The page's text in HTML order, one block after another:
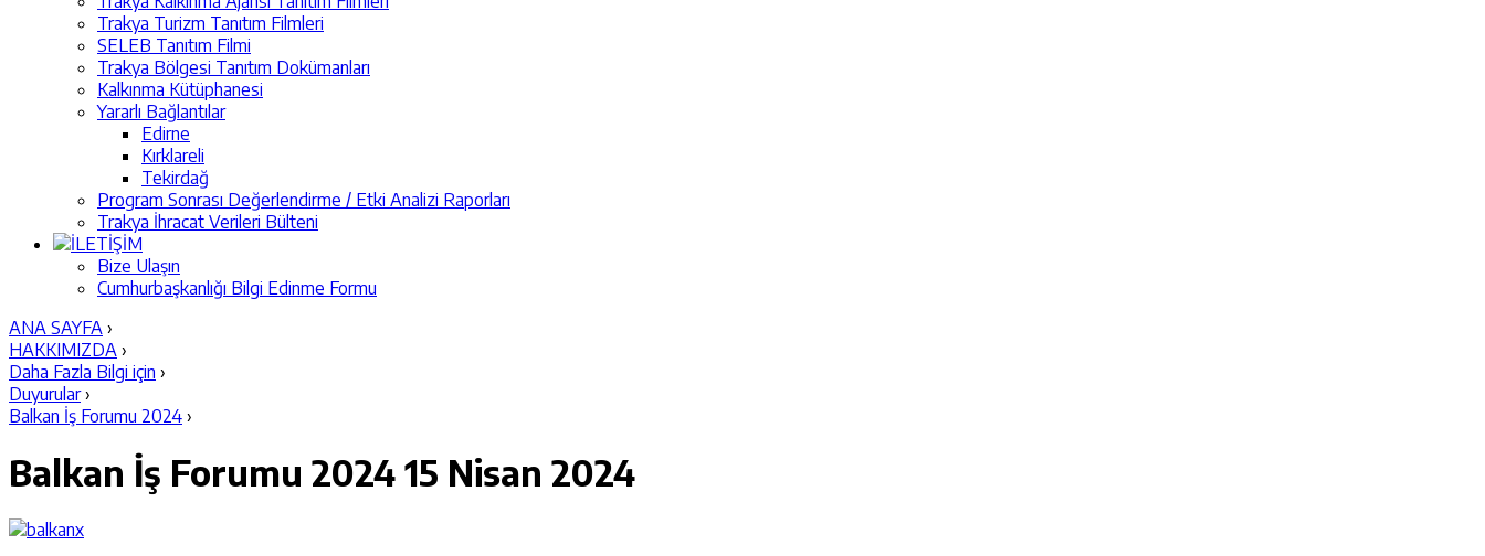
Trakya Turizm Tanıtım Filmleri
SELEB Tanıtım Filmi
Trakya Bölgesi Tanıtım Dokümanları
Kalkınma Kütüphanesi
Yararlı Bağlantılar
Edirne
Kırklareli
Tekirdağ
Program Sonrası Değerlendirme / Etki Analizi Raporları
Trakya İhracat Verileri Bülteni
İLETİŞİM
Bize Ulaşın
Cumhurbaşkanlığı Bilgi Edinme Formu
ANA SAYFA ›
HAKKIMIZDA ›
Daha Fazla Bilgi için ›
Duyurular ›
Balkan İş Forumu 2024 ›
Balkan İş Forumu 2024 15 Nisan 2024